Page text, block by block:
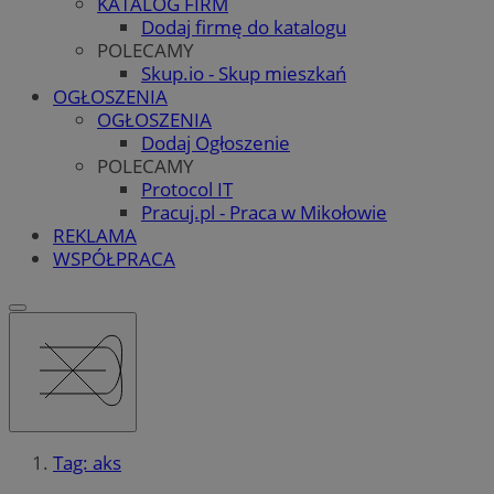
Dodaj firmę do katalogu
POLECAMY
Skup.io - Skup mieszkań
OGŁOSZENIA
OGŁOSZENIA
Dodaj Ogłoszenie
POLECAMY
Protocol IT
Pracuj.pl - Praca w Mikołowie
REKLAMA
WSPÓŁPRACA
Tag: aks